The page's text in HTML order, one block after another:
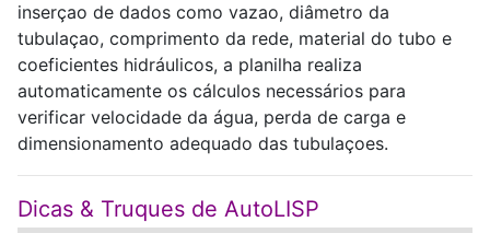
inserçao de dados como vazao, diâmetro da
tubulaçao, comprimento da rede, material do tubo e
coeficientes hidráulicos, a planilha realiza
automaticamente os cálculos necessários para
verificar velocidade da água, perda de carga e
dimensionamento adequado das tubulaçoes.
Dicas & Truques de AutoLISP